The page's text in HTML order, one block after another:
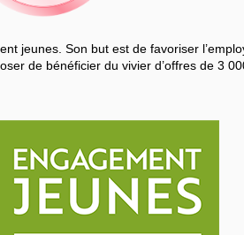
jeunes. Son but est de favoriser
de bénéficier du vivier d’offres de 3